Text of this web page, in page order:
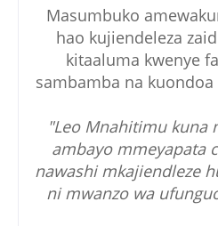
Masumbuko
hao kujiendeleza
kitaaluma kwenye
sambamba na
"Leo Mnahitimu kuna
ambayo mmeyapata
nawashi mkajiendleze
ni mwanzo wa